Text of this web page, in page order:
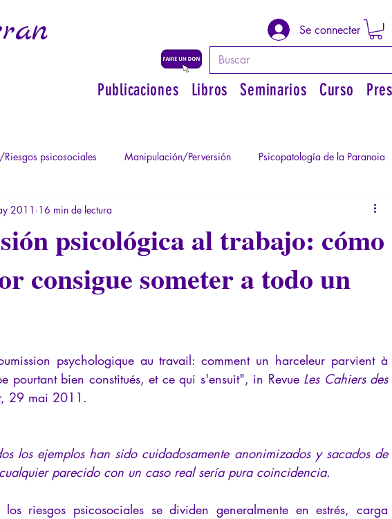
Se connecter
Publicaciones Libros Seminarios Curso
psicosociales Manipulación/Perversión Psicopatología de la Paranoia
Psicopatología de la Autoridad
Psicopatología del Totalitarismo Mitología - Saber de los Antiguos
artificial
psicológica al trabajo: cómo
consigue someter a todo un
2011 16 min de lectura
psychologique au travail: comment un harceleur parvient à
pourtant bien constitués, et ce qui s'ensuit", in Revue Les Cahiers des
, 29 mai 2011.
los ejemplos han sido cuidadosamente anonimizados y sacados de
parecido con un caso real sería pura coincidencia.
riesgos psicosociales se dividen generalmente en estrés, carga